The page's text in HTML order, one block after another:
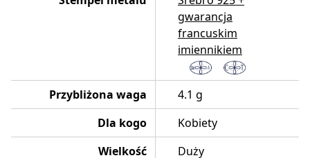
gwarancja
francuskim
imiennikiem
Przybliżona waga
4.1 g
Dla kogo
Kobiety
Wielkość
Duży